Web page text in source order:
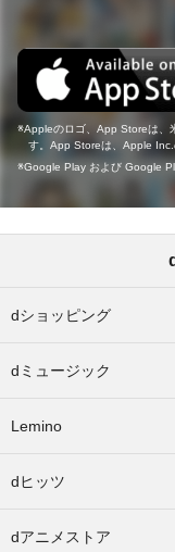
Appleのロゴ、App Storeは、
す。App Storeは、Apple Inc.
Google Play および Google
dショッピング
dミュージック
Lemino
dヒッツ
dアニメストア